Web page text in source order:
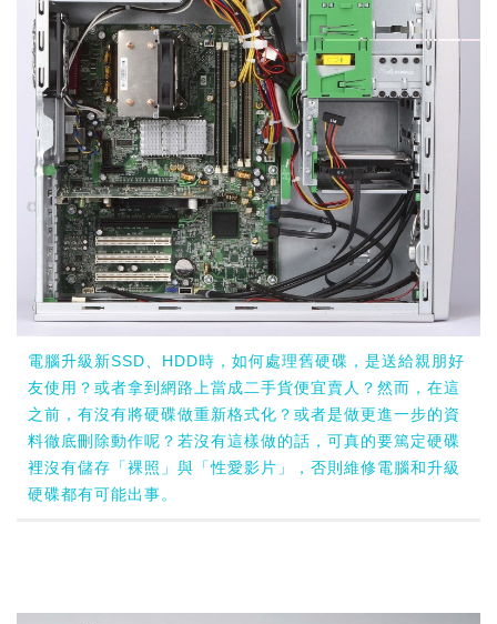
電腦升級新SSD、HDD時，如何處理舊硬碟，是送給親朋好
友使用？或者拿到網路上當成二手貨便宜賣人？然而，在這
之前，有沒有將硬碟做重新格式化？或者是做更進一步的資
料徹底刪除動作呢？若沒有這樣做的話，可真的要篤定硬碟
裡沒有儲存「裸照」與「性愛影片」，否則維修電腦和升級
硬碟都有可能出事。